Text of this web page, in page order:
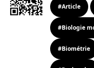
#Article
#Biologie
#Biométrie